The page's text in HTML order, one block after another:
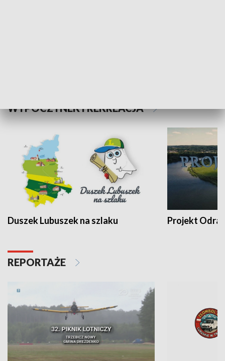
WYPOCZYNEK I REKREACJA
Duszek Lubuszek na szlaku Projekt Odra
REPORTAŻE